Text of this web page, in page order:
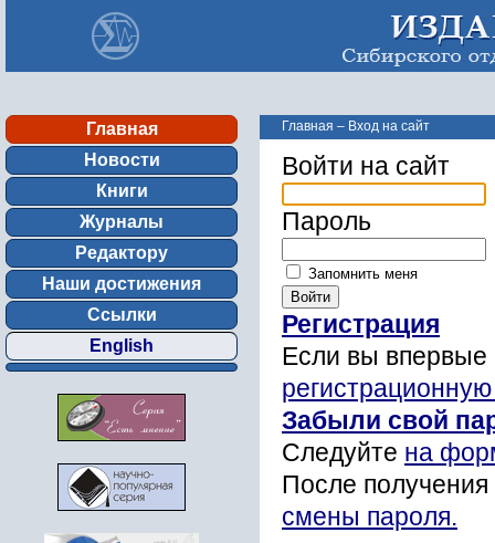
Главная
Новости
Книги
Журналы
Редактору
Наши достижения
Ссылки
English
Главная – Вход на сайт
Войти на сайт
Пароль
Запомнить меня
Регистрация
Если вы впервые
Забыли свой
Следуйте на
После
смены пароля.